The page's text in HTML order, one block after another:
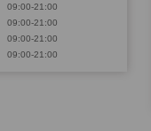
09:00-21:00
09:00-21:00
09:00-21:00
09:00-21:00